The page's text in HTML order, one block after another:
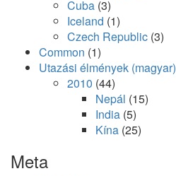
Cuba (3)
Iceland (1)
Czech Republic (3)
Common (1)
Utazási élmények (magyar)
2010 (44)
Nepál (15)
India (5)
Kína (25)
Meta